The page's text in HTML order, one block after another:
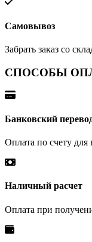
Самовывоз
Забрать заказ со
СПОСОБЫ
Банковский
Оплата по счету
Наличный расчет
Оплата при